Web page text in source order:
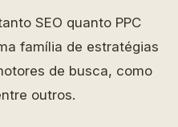
SEO quanto PPC
família de estratégias
de busca, como
outros.